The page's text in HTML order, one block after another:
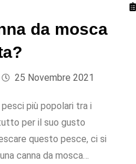
da mosca
25 Novembre 2021
più popolari tra i
per il suo gusto
questo pesce, ci si
canna da mosca…